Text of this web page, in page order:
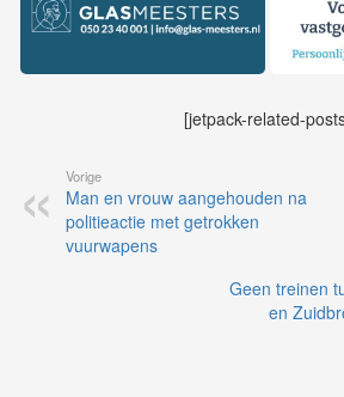
[jetpack-related-
Vorige
Man en vrouw aangehouden na
politieactie met getrokken
vuurwapens
Geen treinen
en